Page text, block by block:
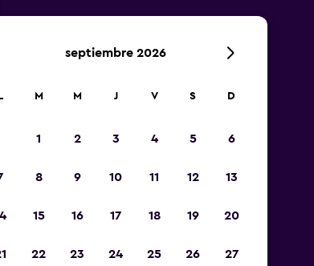
septiembre 2026
L M M J V S D
1 2 3 4 5 6
8 9 10 11 12 13
15 16 17 18 19 20
22 23 24 25 26 27